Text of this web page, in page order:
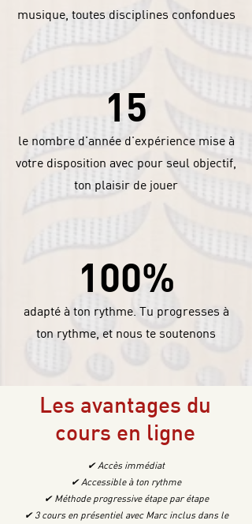
musique, toutes disciplines confondues
15
le nombre d'année d'expérience mise à
votre disposition avec pour seul objectif,
ton plaisir de jouer
100%
adapté à ton rythme. Tu progresses à
ton rythme, et nous te soutenons
Les avantages du
cours en ligne
✔ Accès immédiat
✔ Accessible à ton rythme
✔ Méthode progressive étape par étape
✔ 3 cours en présentiel avec Marc inclus dans le